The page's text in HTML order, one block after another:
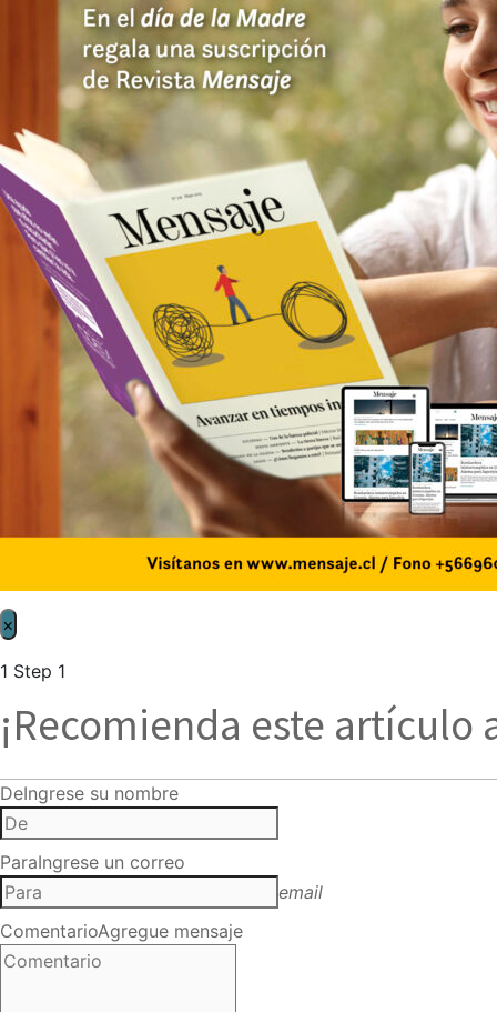
×
1 Step 1
¡Recomienda este artículo
DeIngrese su nombre
ParaIngrese un correo
email
ComentarioAgregue mensaje